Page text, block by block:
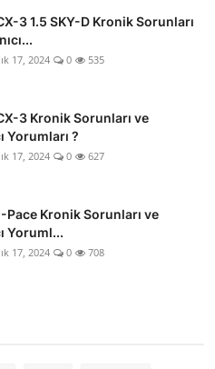
3 1.5 SKY-D Kronik Sorunları
17, 2024 0 535
3 Kronik Sorunları ve
Yorumları ?
17, 2024 0 627
Pace Kronik Sorunları ve
Yoruml...
17, 2024 0 708